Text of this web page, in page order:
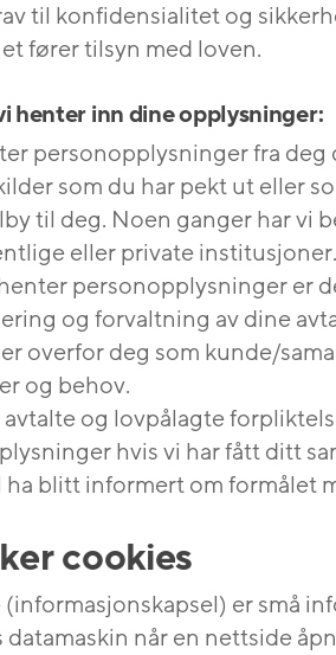
til konfidensialitet og
fører tilsyn med loven.
henter inn dine opplysninger:
personopplysninger fra deg
som du har pekt ut eller
til deg. Noen ganger har vi
eller private institusjoner.
personopplysninger er
og forvaltning av dine
overfor deg som kunde/
og behov.
og lovpålagte
hvis vi har fått ditt
ha blitt informert om formålet
cookies
er små
når en nettside